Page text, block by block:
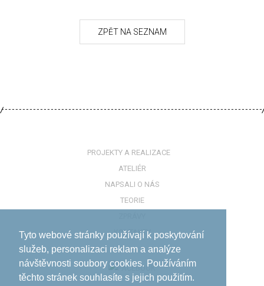
Tyto webové stránky používají k poskytování
služeb, personalizaci reklam a analýze
návštěvnosti soubory cookies. Používáním
těchto stránek souhlasíte s jejich použitím.
PROJEKTY A REALIZACE
ATELIÉR
NAPSALI O NÁS
TEORIE
KONTAKTY